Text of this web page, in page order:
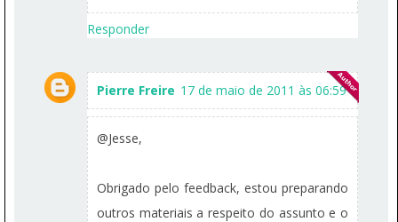
Responder
Pierre Freire 17 de maio de 2011 às 06:59
@Jesse,
Obrigado pelo feedback, estou preparando
outros materiais a respeito do assunto e o